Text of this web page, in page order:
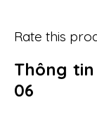
Rate this
Thông
06